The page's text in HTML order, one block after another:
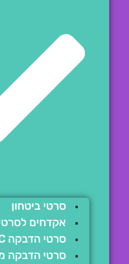
סרטי ביטחון
אקדחים
סרטי הדבקה PVC
סרטי הדבקה